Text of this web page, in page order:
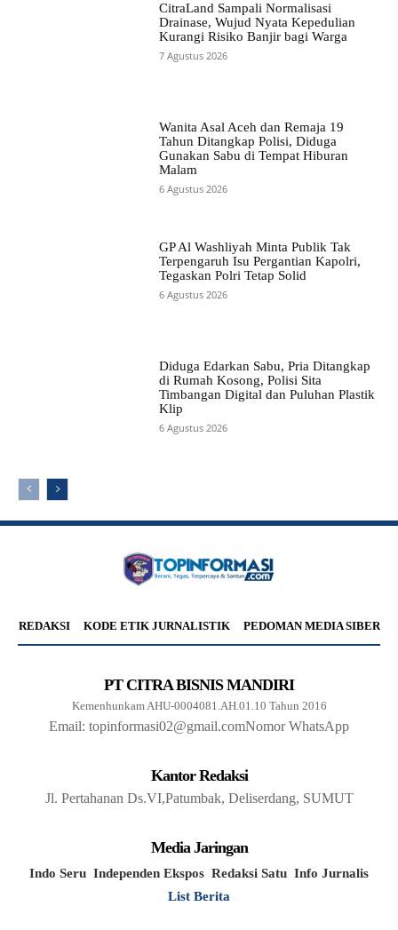
CitraLand Sampali Normalisasi
Drainase, Wujud Nyata Kepedulian
Kurangi Risiko Banjir bagi Warga
7 Agustus 2026
Wanita Asal Aceh dan Remaja 19
Tahun Ditangkap Polisi, Diduga
Gunakan Sabu di Tempat Hiburan
Malam
6 Agustus 2026
GP Al Washliyah Minta Publik Tak
Terpengaruh Isu Pergantian Kapolri,
Tegaskan Polri Tetap Solid
6 Agustus 2026
Diduga Edarkan Sabu, Pria Ditangkap
di Rumah Kosong, Polisi Sita
Timbangan Digital dan Puluhan Plastik
Klip
6 Agustus 2026
REDAKSI KODE ETIK JURNALISTIK PEDOMAN MEDIA SIBER
PT CITRA BISNIS MANDIRI
Kemenhunkam AHU-0004081.AH.01.10 Tahun 2016
Email: topinformasi02@gmail.comNomor WhatsApp
Kantor Redaksi
Jl. Pertahanan Ds.VI,Patumbak, Deliserdang, SUMUT
Media Jaringan
Indo Seru Independen Ekspos Redaksi Satu Info Jurnalis
List Berita